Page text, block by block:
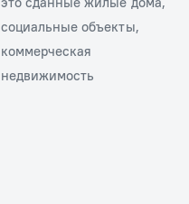
социальные объекты,
коммерческая
недвижимость